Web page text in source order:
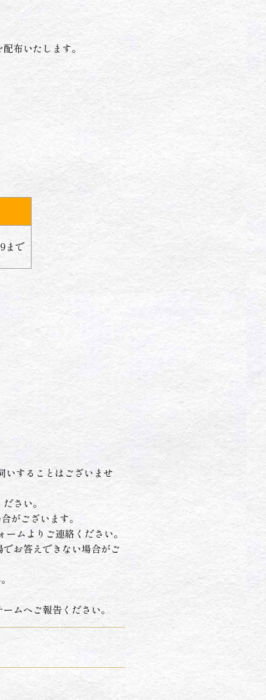
布いたします。
まで
いすることはございませ
さい。
がございます。
ムよりご連絡ください。
お答えできない場合がご
ムへご報告ください。